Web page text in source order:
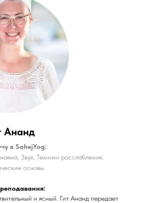
Ананд
в SahejYog:
Звук, Техники расслабления,
основы
и ясный. Гит Ананд передает